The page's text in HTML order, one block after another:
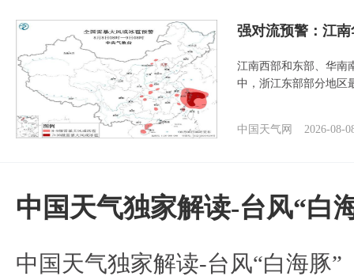
强对流预警：江
江南西部和东部、华南
中，浙江东部部分地区
中国天气网 2026-08-
中国天气独家解读-台风“白
中国天气独家解读-台风“白海豚”